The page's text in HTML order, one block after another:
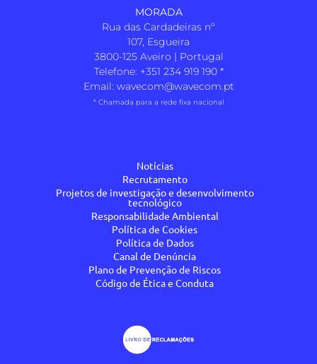
MORADA
Rua das Cardadeiras nº
107, Esgueira
3800-125 Aveiro | Portugal
Telefone: +351 234 919 190*
Email: wavecom@wavecom.pt
* Chamada para a rede fixa nacional
Notícias
Recrutamento
Projetos de investigação e desenvolvimento
tecnológico
Responsabilidade Ambiental
Política de Cookies
Política de Dados
Canal de Denúncia
Plano de Prevenção de Riscos
Código de Ética e Conduta